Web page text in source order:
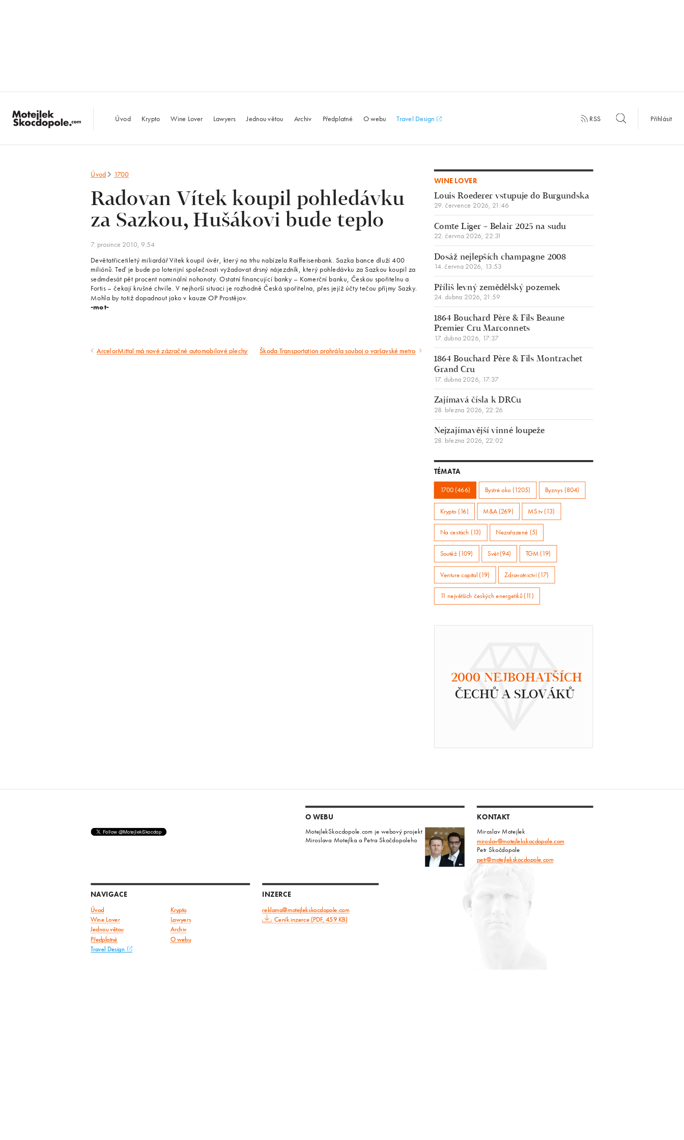
MotejlekSkocdopole.com
Úvod Krypto Wine Lover Lawyers Jednou větou Archiv Předplatné O webu Travel Design RSS Přihlásit
Úvod 1700
Radovan Vítek koupil pohledávku
za Sazkou, Hušákovi bude teplo
7. prosince 2010, 9:54
Devětatřicetiletý miliardář Vítek koupil úvěr, který na trhu nabízela Raiffeisenbank. Sazka bance dluží 400
miliónů. Teď je bude po loterijní společnosti vyžadovat drsný nájezdník, který pohledávku za Sazkou koupil za
sedmdesát pět procent nominální nohonoty. Ostatní financující banky – Komerční banku, Českou spořitelnu a
Fortis – čekají krušné chvíle. V nejhorší situaci je rozhodně Česká spořitelna, přes jejíž účty tečou příjmy Sazky.
Mohla by totiž dopadnout jako v kauze OP Prostějov.
-mot-
Předcházející
ArcelorMittal má nové zázračné automobilové plechy
Následující
Škoda Transportation prohrála souboj o varšavské metro
WINE LOVER
Louis Roederer vstupuje do Burgundska
29. července 2026, 21:46
Comte Liger – Belair 2025 na sudu
22. června 2026, 22:31
Dosáž nejlepších champagne 2008
14. června 2026, 13:53
Příliš levný zemědělský pozemek
24. dubna 2026, 21:59
1864 Bouchard Père & Fils Beaune
Premier Cru Marconnets
17. dubna 2026, 17:37
1864 Bouchard Père & Fils Montrachet
Grand Cru
17. dubna 2026, 17:37
Zajímavá čísla k DRCu
28. března 2026, 22:26
Nejzajímavější vinné loupeže
28. března 2026, 22:02
TÉMATA
1700 (466) Bystré oko (1205) Byznys (804)
Krypto (16) M&A (269) MS.tv (13)
Na cestách (13) Nezařazené (5)
Soutěž (109) Svět (94) TGM (19)
Venture capital (19) Zdravotnictví (17)
11 největších českých energetiků (11)
2000 NEJBOHATŠÍCH
ČECHŮ A SLOVÁKŮ
O WEBU
MotejlekSkocdopole.com je webový projekt
Miroslava Motejlka a Petra Skočdopoleho
KONTAKT
Miroslav Motejlek
miroslav@motejlekskocdopole.com
Petr Skočdopole
petr@motejlekskocdopole.com
NAVIGACE
Úvod Krypto
Wine Lover
Lawyers
Jednou větou
Archiv
Předplatné O webu
Travel Design
INZERCE
reklama@motejlekskocdopole.com
Ceník inzerce (PDF, 459 KB)